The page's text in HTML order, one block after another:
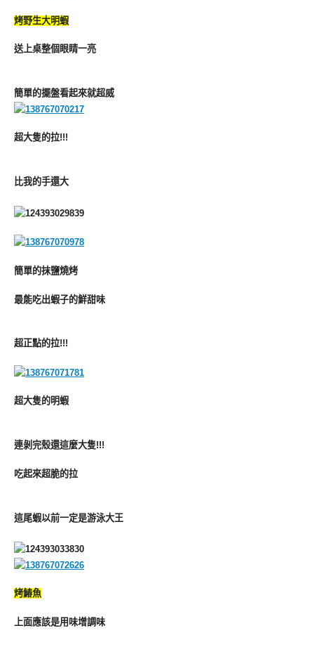
烤野生大明蝦
送上桌整個眼睛一亮
簡單的擺盤看起來就超威
超大隻的拉!!!
比我的手還大
簡單的抹鹽燒烤
最能吃出蝦子的鮮甜味
超正點的拉!!!
超大隻的明蝦
連剝完殼還這麼大隻!!!
吃起來超脆的拉
這尾蝦以前一定是游泳大王
烤鰆魚
上面應該是用味增調味